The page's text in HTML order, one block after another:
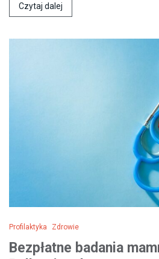
Czytaj dalej
Profilaktyka Zdrowie
Bezpłatne badania